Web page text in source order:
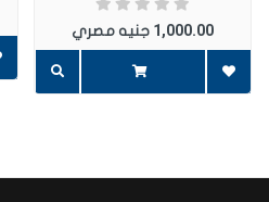
1,000.00 جنيه مصري